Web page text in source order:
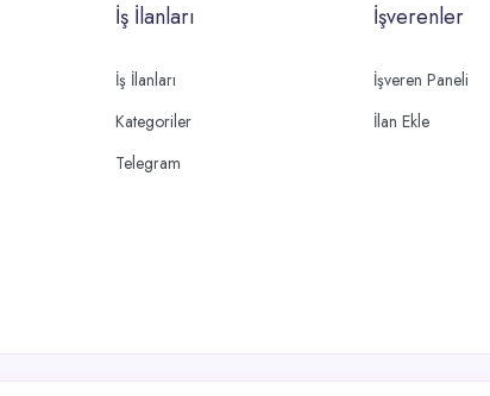
İş İlanları
İş İlanları
Kategoriler
Telegram
İşverenler
İşveren Paneli
İlan Ekle